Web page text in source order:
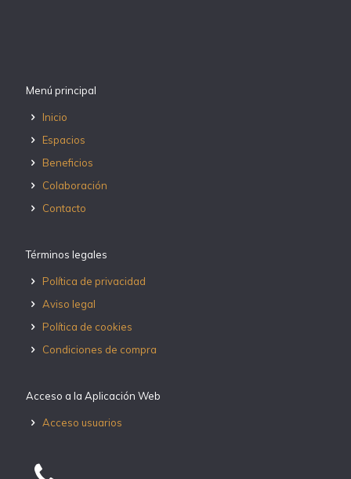
Menú principal
Inicio
Espacios
Beneficios
Colaboración
Contacto
Términos legales
Política de privacidad
Aviso legal
Política de cookies
Condiciones de compra
Acceso a la Aplicación Web
Acceso usuarios